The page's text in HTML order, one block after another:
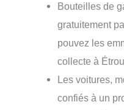
Bouteilles de
gratuitement
pouvez les
collecte à
Les voitures,
confiés à un